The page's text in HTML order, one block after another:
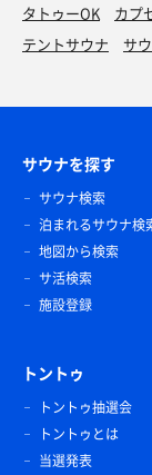
タトゥーOK
カプ
テントサウナ
サ
サウナを探す
サウナ検索
泊まれるサウナ検
地図から検索
サ活検索
施設登録
トントゥ
トントゥ抽選会
トントゥとは
当選発表